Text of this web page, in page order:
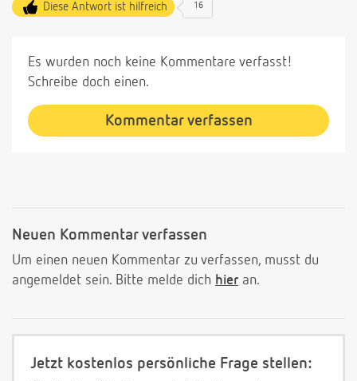
Diese Antwort ist hilfreich 16
Es wurden noch keine Kommentare verfasst!
Schreibe doch einen.
Kommentar verfassen
Neuen Kommentar verfassen
Um einen neuen Kommentar zu verfassen, musst du
angemeldet sein. Bitte melde dich hier an.
Jetzt kostenlos persönliche Frage stellen: